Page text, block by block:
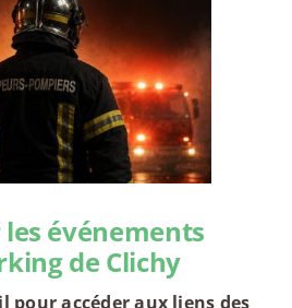
les événements
de Clichy
pour accéder aux liens des